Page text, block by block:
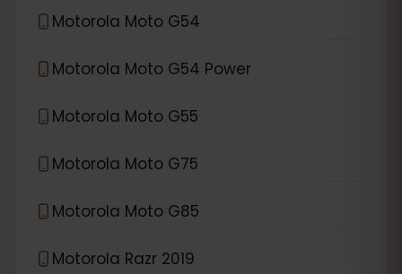
Motorola Moto G54
Motorola Moto G54 Power
Motorola Moto G55
Motorola Moto G75
Motorola Moto G85
Motorola Razr 2019